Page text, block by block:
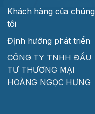
Khách hàng của chúng
tôi
Định hướng phát triển
CÔNG TY TNHH ĐẦU
TƯ THƯƠNG MẠI
HOÀNG NGỌC HƯNG